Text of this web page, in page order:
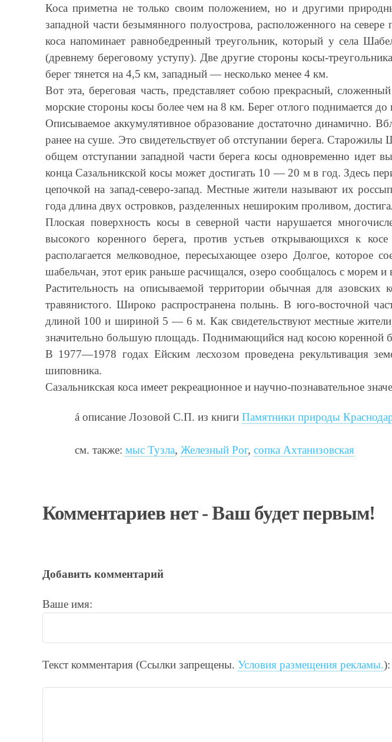
Коса приметна не только своим положением, но и другими
западной части безымянного полуострова, расположенного на
коса напоминает равнобедренный треугольник, который у села
(древнему береговому уступу). Две другие стороны косы-
берег тянется на 4,5 км, западный — несколько менее 4 км.
Вот эта, береговая часть, представляет собою прекрасный,
морские стороны косы более чем на 8 км. Берег отлого поднимается
Описываемое аккумулятивное образование достаточно динамично.
ранее на суше. Это свидетельствует об отступании берега.
общем отступании западной части берега косы одновременно идет
конца Сазальникской косы может достигать 10 — 20 м в год. Здесь
цепочкой на запад-северо-запад. Местные жители называют их
года длина двух островков, разделенных нешироким проливом,
Плоская поверхность косы в северной части нарушается
высокого коренного берега, против устьев открывающихся к
располагается мелководное, пересыхающее озеро Долгое, которое
шабельчан, этот ерик раньше расчищался, озеро сообщалось с морем
Растительность на описываемой территории обычная для
травянистого. Широко распространена полынь. В юго-восточной
длиной 100 и шириной 5 — 6 м. Как свидетельствуют местные
значительно большую площадь. Поднимающийся над косою коренной
В 1977—1978 годах Ейским лесхозом проведена рекультивация
шиповника.
Сазальникская коса имеет рекреационное и научно-познавательное
á описание Лозовой С.П. из книги Памятники природы
см. также: мыс Тузла, Железный Рог, сопка Ахтанизовская
Комментариев нет - Ваш будет первым!
Добавить комментарий
Ваше имя:
Текст комментария (Ссылки запрещены. Условия размещения рекламы.):